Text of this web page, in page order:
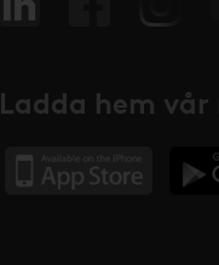
Ladda hem